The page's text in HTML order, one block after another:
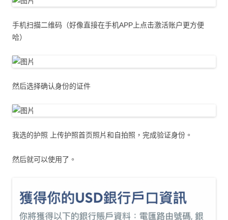
手机扫描二维码（好像直接在手机APP上点击激活账户更方便
哈）
然后选择确认身份的证件
我选的护照 上传护照首页照片和自拍照，完成验证身份。
然后就可以使用了。